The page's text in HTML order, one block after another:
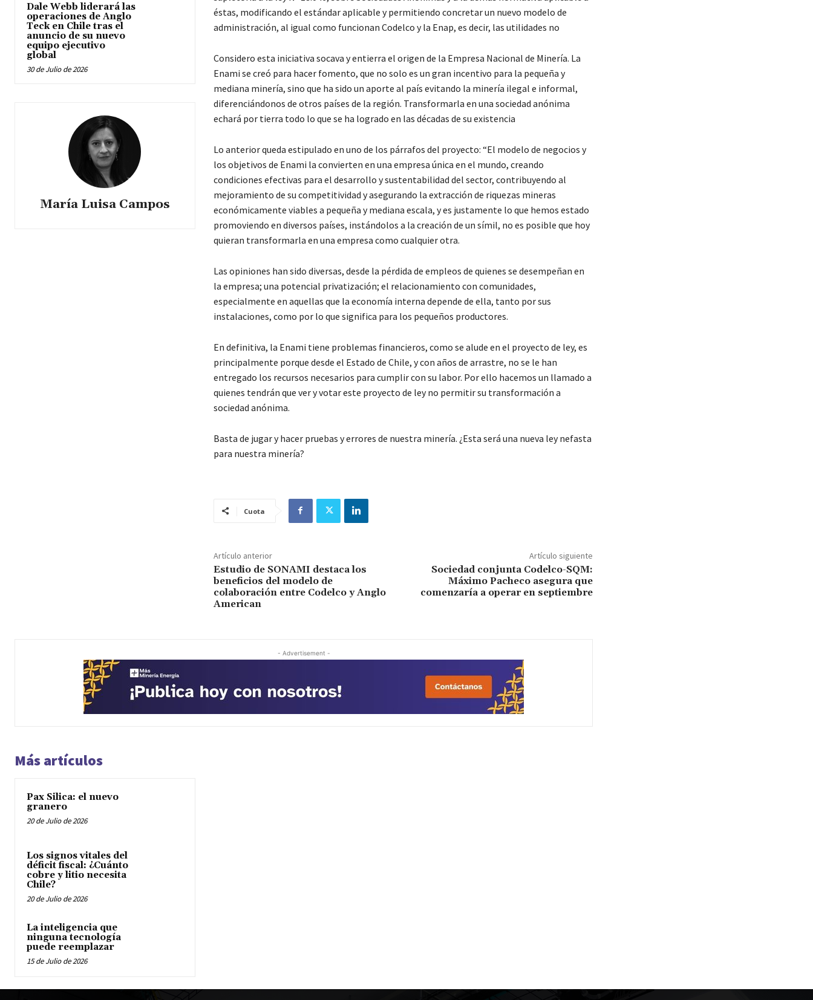
Dale Webb liderará las
operaciones de Anglo
Teck en Chile tras el
anuncio de su nuevo
equipo ejecutivo
global
30 de Julio de 2026
María Luisa Campos
éstas, modificando el estándar aplicable y permitiendo concretar un nuevo modelo de
administración, al igual como funcionan Codelco y la Enap, es decir, las utilidades no
Considero esta iniciativa socava y entierra el origen de la Empresa Nacional de Minería. La
Enami se creó para hacer fomento, que no solo es un gran incentivo para la pequeña y
mediana minería, sino que ha sido un aporte al país evitando la minería ilegal e informal,
diferenciándonos de otros países de la región. Transformarla en una sociedad anónima
echará por tierra todo lo que se ha logrado en las décadas de su existencia
Lo anterior queda estipulado en uno de los párrafos del proyecto: “El modelo de negocios y
los objetivos de Enami la convierten en una empresa única en el mundo, creando
condiciones efectivas para el desarrollo y sustentabilidad del sector, contribuyendo al
mejoramiento de su competitividad y asegurando la extracción de riquezas mineras
económicamente viables a pequeña y mediana escala, y es justamente lo que hemos estado
promoviendo en diversos países, instándolos a la creación de un símil, no es posible que hoy
quieran transformarla en una empresa como cualquier otra.
Las opiniones han sido diversas, desde la pérdida de empleos de quienes se desempeñan en
la empresa; una potencial privatización; el relacionamiento con comunidades,
especialmente en aquellas que la economía interna depende de ella, tanto por sus
instalaciones, como por lo que significa para los pequeños productores.
En definitiva, la Enami tiene problemas financieros, como se alude en el proyecto de ley, es
principalmente porque desde el Estado de Chile, y con años de arrastre, no se le han
entregado los recursos necesarios para cumplir con su labor. Por ello hacemos un llamado a
quienes tendrán que ver y votar este proyecto de ley no permitir su transformación a
sociedad anónima.
Basta de jugar y hacer pruebas y errores de nuestra minería. ¿Esta será una nueva ley nefasta
para nuestra minería?
Cuota
Artículo anterior
Estudio de SONAMI destaca los
beneficios del modelo de
colaboración entre Codelco y Anglo
American
Artículo siguiente
Sociedad conjunta Codelco-SQM:
Máximo Pacheco asegura que
comenzaría a operar en septiembre
- Advertisement -
Más artículos
Pax Silica: el nuevo
granero
20 de Julio de 2026
Los signos vitales del
déficit fiscal: ¿Cuánto
cobre y litio necesita
Chile?
20 de Julio de 2026
La inteligencia que
ninguna tecnología
puede reemplazar
15 de Julio de 2026